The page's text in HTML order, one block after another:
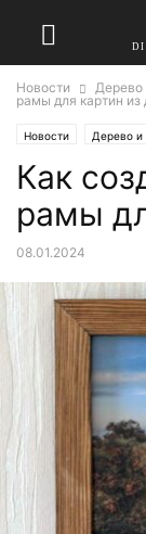
Новости Дерево
рамы для картин из
Новости Дерево и
Как
рамы
08.01.2024